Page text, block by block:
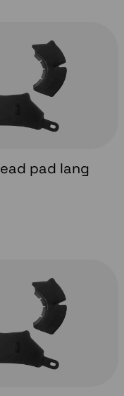
pad lang